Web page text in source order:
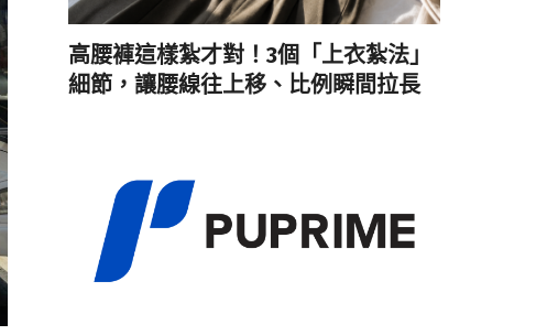
高腰褲這樣紮才對！3個「上衣紮法」
細節，讓腰線往上移、比例瞬間拉長